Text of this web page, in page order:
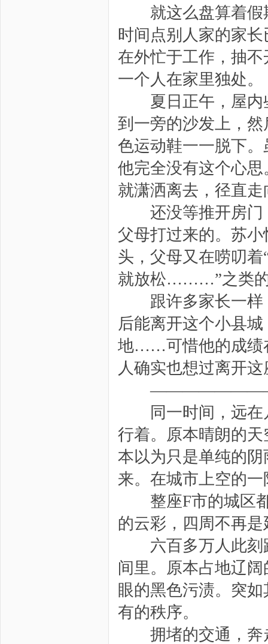
就这么盘算着假
时间点别人家的家
在外忙于工作，抽
一个人在家里独处。
夏日正午，屋内
到一旁的沙发上，
色运动鞋一一脱下
他完全没有这个心
就潇洒离去，径直
还没等推开房门
父母打过来的。苏
头，父母又在唠叨
就放松………”之类
跟许多家长一样
后能离开这个小县
地……可惜他的成绩
人确实也想过离开
同一时间，远在
行着。原本晴朗的
本以为只是单纯的
来。在城市上空的
整座F市的城区都
的云彩，四周不再
六百多万人此刻
间里。原本占地辽
眼的黑色污渍。突
有的秩序。
拥堵的交通，奔